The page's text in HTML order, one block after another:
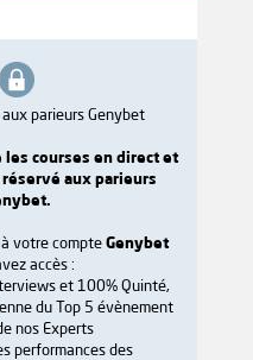
parieurs Genybet
les courses en direct et
aux parieurs
votre compte Genybet
accès :
et 100% Quinté,
du Top 5 évènement
nos Experts
performances des